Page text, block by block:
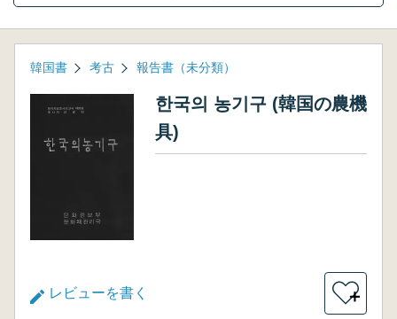
韓国書 考古 報告書（未分類）
한국의 농기구 (韓国の農機
具)
レビューを書く ＋